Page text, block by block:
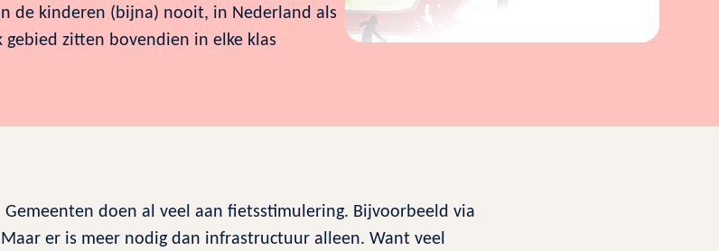
de kinderen (bijna) nooit, in Nederland als
zitten bovendien in elke klas
doen al veel aan fietsstimulering. Bijvoorbeeld via
er is meer nodig dan infrastructuur alleen. Want veel